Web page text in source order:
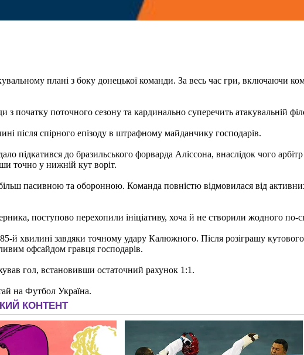
плані з боку донецької команди. За весь час гри, включаючи
початку поточного сезону та кардинально суперечить атакувальній
після спірного епізоду в штрафному майданчику господарів.
підкатився до бразильського форварда Аліссона, внаслідок чого
точно у нижній кут воріт.
пасивною та оборонною. Команда повністю відмовилася від
поступово перехопили ініціативу, хоча й не створили жодного
й хвилині завдяки точному удару Калюжного. Після розіграшу
офсайдом гравця господарів.
гол, встановивши остаточний рахунок 1:1.
на Футбол Україна.